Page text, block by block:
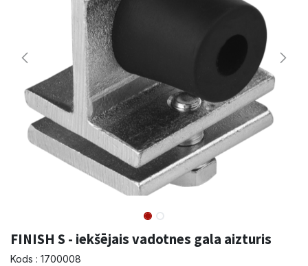
FINISH S - iekšējais vadotnes gala aizturis
Kods : 1700008